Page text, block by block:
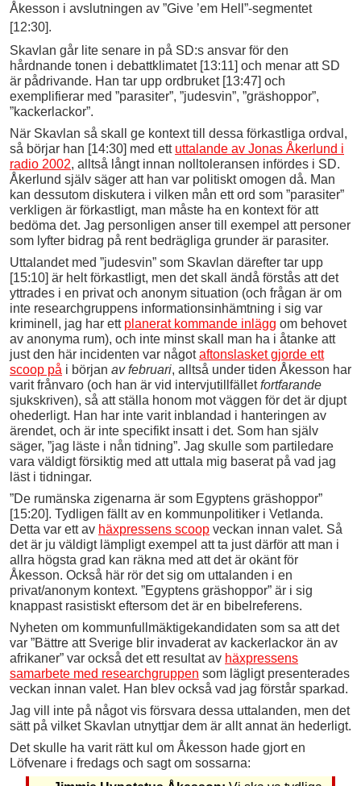
Åkesson i avslutningen av ”Give ’em Hell”-segmentet
[12:30].
Skavlan går lite senare in på SD:s ansvar för den
hårdnande tonen i debattklimatet [13:11] och menar att SD
är pådrivande. Han tar upp ordbruket [13:47] och
exemplifierar med ”parasiter”, ”judesvin”, ”gräshoppor”,
”kackerlackor”.
När Skavlan så skall ge kontext till dessa förkastliga ordval,
så börjar han [14:30] med ett uttalande av Jonas Åkerlund i
radio 2002, alltså långt innan nolltoleransen infördes i SD.
Åkerlund själv säger att han var politiskt omogen då. Man
kan dessutom diskutera i vilken mån ett ord som ”parasiter”
verkligen är förkastligt, man måste ha en kontext för att
bedöma det. Jag personligen anser till exempel att personer
som lyfter bidrag på rent bedrägliga grunder är parasiter.
Uttalandet med ”judesvin” som Skavlan därefter tar upp
[15:10] är helt förkastligt, men det skall ändå förstås att det
yttrades i en privat och anonym situation (och frågan är om
inte researchgruppens informationsinhämtning i sig var
kriminell, jag har ett planerat kommande inlägg om behovet
av anonyma rum), och inte minst skall man ha i åtanke att
just den här incidenten var någotaftonslasket gjorde ett
scoop på i början av februari, alltså under tiden Åkesson har
varit frånvaro (och han är vid intervjutillfälletfortfarande
sjukskriven), så att ställa honom mot väggen för det är djupt
ohederligt. Han har inte varit inblandad i hanteringen av
ärendet, och är inte specifikt insatt i det. Som han själv
säger, ”jag läste i nån tidning”. Jag skulle som partiledare
vara väldigt försiktig med att uttala mig baserat på vad jag
läst i tidningar.
”De rumänska zigenarna är som Egyptens gräshoppor”
[15:20]. Tydligen fällt av en kommunpolitiker i Vetlanda.
Detta var ett av häxpressens scoop veckan innan valet. Så
det är ju väldigt lämpligt exempel att ta just därför att man i
allra högsta grad kan räkna med att det är okänt för
Åkesson. Också här rör det sig om uttalanden i en
privat/anonym kontext. ”Egyptens gräshoppor” är i sig
knappast rasistiskt eftersom det är en bibelreferens.
Nyheten om kommunfullmäktigekandidaten som sa att det
var ”Bättre att Sverige blir invaderat av kackerlackor än av
afrikaner” var också det ett resultat av häxpressens
samarbete med researchgruppen som lägligt presenterades
veckan innan valet. Han blev också vad jag förstår sparkad.
Jag vill inte på något vis försvara dessa uttalanden, men det
sätt på vilket Skavlan utnyttjar dem är allt annat än hederligt.
Det skulle ha varit rätt kul om Åkesson hade gjort en
Löfvenare i fredags och sagt om sossarna: